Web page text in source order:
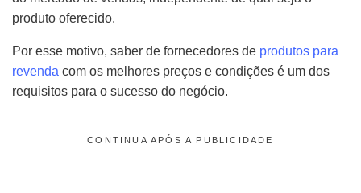
produto oferecido.
Por esse motivo, saber de fornecedores de produtos para
revenda com os melhores preços e condições é um dos
requisitos para o sucesso do negócio.
CONTINUA APÓS A PUBLICIDADE